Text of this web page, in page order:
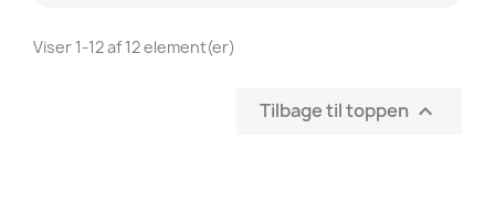
Viser 1-12 af 12 element(er)
Tilbage til toppen 